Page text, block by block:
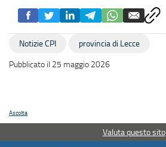
Notizie CPI
provincia di Lecce
Pubblicato il 25 maggio 2026
Ascolta
Valuta questo sito